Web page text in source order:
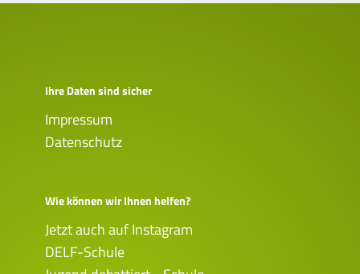
Ihre Daten sind sicher
Impressum
Datenschutz
Wie können wir Ihnen helfen?
Jetzt auch auf Instagram
DELF-Schule